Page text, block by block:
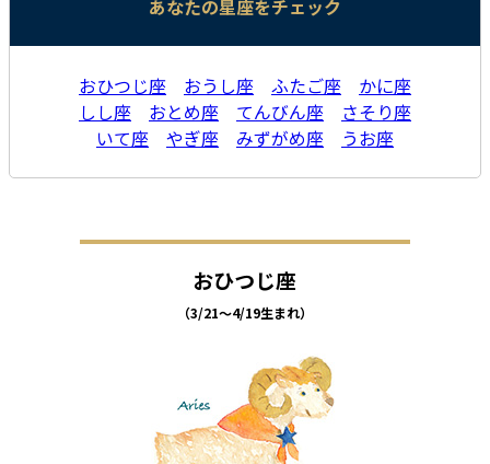
あなたの星座をチェック
おひつじ座 おうし座 ふたご座
かに座
しし座
おとめ座 てんびん座
さそり座
いて座
やぎ座 みずがめ座 うお座
おひつじ座
（3/21～4/19生まれ）